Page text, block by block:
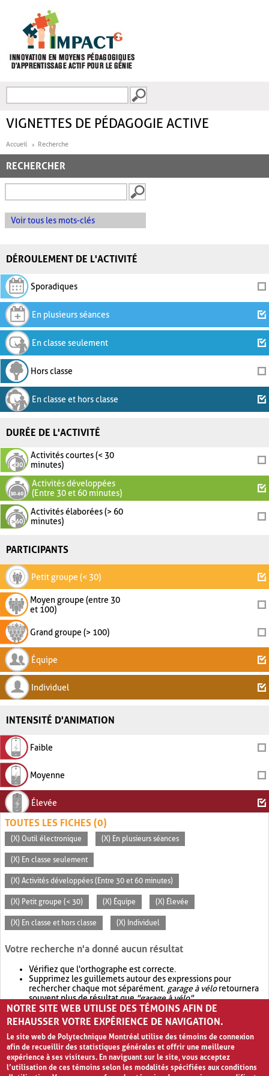
FORMULAIRE DE
VIGNETTES DE PÉDAGOGIE ACTIVE
Accueil Recherche
RECHERCHER
Voir tous les mots-clés
DÉROULEMENT DE L'ACTIVITÉ
Sporadiques
En plusieurs séances
En classe seulement
Hors classe
En classe et hors classe
DURÉE DE L'ACTIVITÉ
Activités courtes (< 30
minutes)
Activités développées
(Entre 30 et 60 minutes)
Activités élaborées (> 60
minutes)
PARTICIPANTS
Petit groupe (< 30)
Moyen groupe (entre 30
et 100)
Grand groupe (> 100)
Équipe
Individuel
INTENSITÉ D'ANIMATION
Faible
Moyenne
Élevée
TOUTES LES FICHES (0)
(X) Outil électronique (X) En plusieurs séances
(X) En classe seulement
(X) Activités développées (Entre 30 et 60 minutes)
(X) Petit groupe (< 30) (X) Équipe (X) Élevée
(X) En classe et hors classe (X) Individuel
Votre recherche n'a donné aucun résultat
Vérifiez que l'orthographe est correcte.
Supprimez les guillemets autour des expressions pour
rechercher chaque mot séparément. garage à véloretournera
souvent plus de résultat que"garage à vélo".
Envisagez d'élargir votre recherche avec OR.garage OR vélo
retournera souvent plus de résultat quegarage à vélo
NOTRE SITE WEB UTILISE DES TÉMOINS AFIN DE
REHAUSSER VOTRE EXPÉRIENCE DE NAVIGATION.
Le site web de Polytechnique Montréal utilise des témoins de connexion
afin de recueillir des statistiques générales et offrir une meilleure
expérience à ses visiteurs. En naviguant sur le site, vous acceptez
l’utilisation de ces témoins selon les modalités spécifiées aux conditions